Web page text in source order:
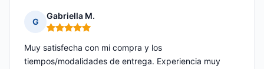
G
Gabriella M.
Nota: 5 de 5
Muy satisfecha con mi compra y los
tiempos/modalidades de entrega. Experiencia muy